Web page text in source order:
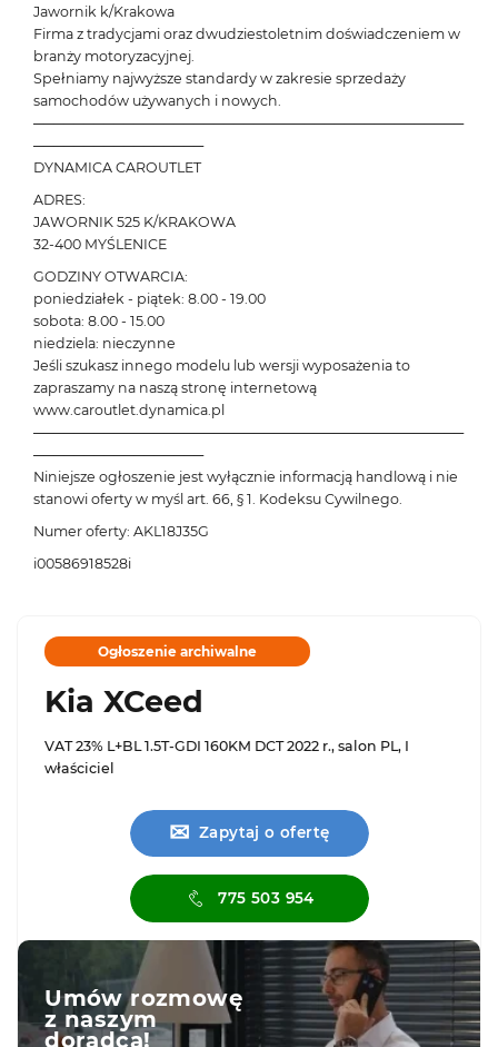
Jawornik k/Krakowa
Firma z tradycjami oraz dwudziestoletnim doświadczeniem w
branży motoryzacyjnej.
Spełniamy najwyższe standardy w zakresie sprzedaży
samochodów używanych i nowych.
───────────────────────────────────────────
─────────────────
DYNAMICA CAROUTLET
ADRES:
JAWORNIK 525 K/KRAKOWA
32-400 MYŚLENICE
GODZINY OTWARCIA:
poniedziałek - piątek: 8.00 - 19.00
sobota: 8.00 - 15.00
niedziela: nieczynne
Jeśli szukasz innego modelu lub wersji wyposażenia to
zapraszamy na naszą stronę internetową
www.caroutlet.dynamica.pl
───────────────────────────────────────────
─────────────────
Niniejsze ogłoszenie jest wyłącznie informacją handlową i nie
stanowi oferty w myśl art. 66, § 1. Kodeksu Cywilnego.
Numer oferty: AKL18J35G
i00586918528i
Ogłoszenie archiwalne
Kia XCeed
VAT 23% L+BL 1.5T-GDI 160KM DCT 2022 r., salon PL, I
właściciel
✉ Zapytaj o ofertę
775 503 954
Umów rozmowę
z naszym
doradcą!